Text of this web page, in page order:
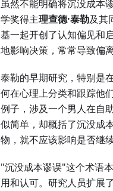
虽然不能明确将沉没成本
学奖得主理查德·泰勒及其
基一起开创了认知偏见和
地影响决策，常常导致偏
泰勒的早期研究，特别是
何在心理上分类和跟踪他
例子，涉及一个男人在自
似简单，却概括了沉没成
物，就不应该影响是否继
"沉没成本谬误"这个术语
用和认可。研究人员扩展